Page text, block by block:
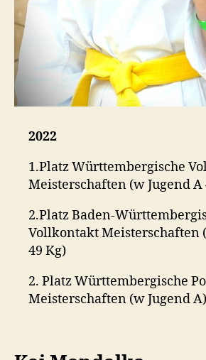
2022
1.Platz Württembergische
Meisterschaften (w Jugend A
2.Platz Baden-
Vollkontakt Meisterschaften
49 Kg)
2. Platz Württembergische
Meisterschaften (w Jugend A)